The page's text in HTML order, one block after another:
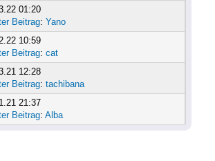
01:20
Beitrag: Yano
10:59
Beitrag: cat
12:28
Beitrag: tachibana
21:37
Beitrag: Alba